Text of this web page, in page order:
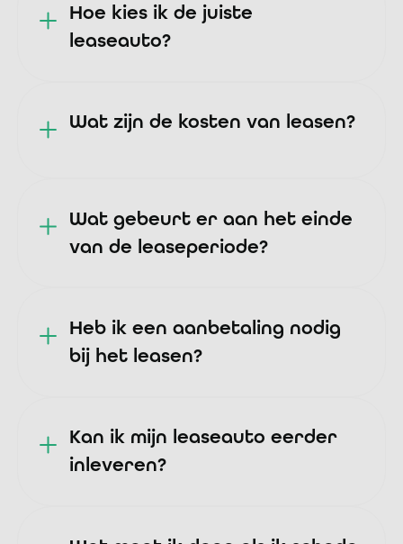
Hoe kies ik de juiste
leaseauto?
Wat zijn de kosten van leasen?
Wat gebeurt er aan het einde
van de leaseperiode?
Heb ik een aanbetaling nodig
bij het leasen?
Kan ik mijn leaseauto eerder
inleveren?